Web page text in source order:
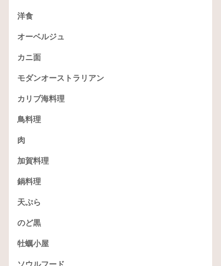
洋食
オーベルジュ
カニ面
モダンオーストラリアン
カリブ海料理
鳥料理
肉
加賀料理
鍋料理
天ぷら
のど黒
牡蠣小屋
ソウルフード